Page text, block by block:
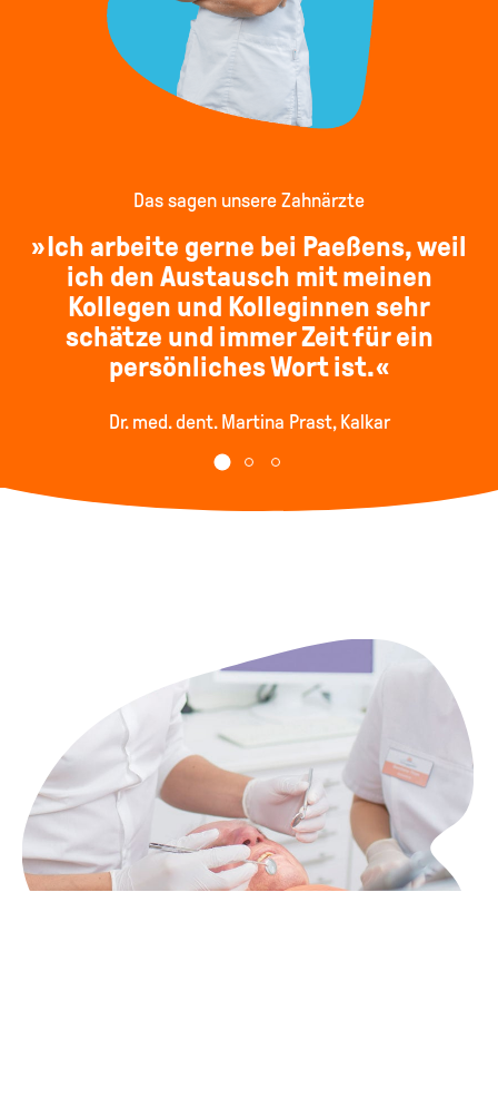
Das sagen unsere Zahnärzte
Ich arbeite gerne bei Paeßens, weil
ich den Austausch mit meinen
Kollegen und Kolleginnen sehr
schätze und immer Zeit für ein
persönliches Wort ist.
Dr. med. dent. Martina Prast, Kalkar